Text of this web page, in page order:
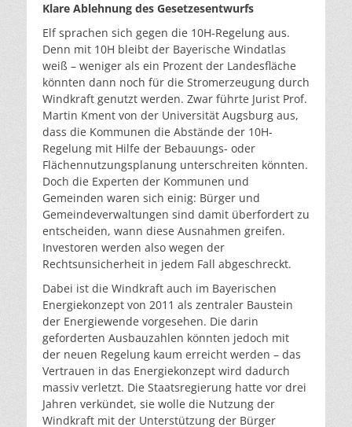
Klare Ablehnung des Gesetzesentwurfs
Elf sprachen sich gegen die 10H-Regelung aus.
Denn mit 10H bleibt der Bayerische Windatlas
weiß – weniger als ein Prozent der Landesfläche
könnten dann noch für die Stromerzeugung durch
Windkraft genutzt werden. Zwar führte Jurist Prof.
Martin Kment von der Universität Augsburg aus,
dass die Kommunen die Abstände der 10H-
Regelung mit Hilfe der Bebauungs- oder
Flächennutzungsplanung unterschreiten könnten.
Doch die Experten der Kommunen und
Gemeinden waren sich einig: Bürger und
Gemeindeverwaltungen sind damit überfordert zu
entscheiden, wann diese Ausnahmen greifen.
Investoren werden also wegen der
Rechtsunsicherheit in jedem Fall abgeschreckt.
Dabei ist die Windkraft auch im Bayerischen
Energiekonzept von 2011 als zentraler Baustein
der Energiewende vorgesehen. Die darin
geforderten Ausbauzahlen könnten jedoch mit
der neuen Regelung kaum erreicht werden – das
Vertrauen in das Energiekonzept wird dadurch
massiv verletzt. Die Staatsregierung hatte vor drei
Jahren verkündet, sie wolle die Nutzung der
Windkraft mit der Unterstützung der Bürger